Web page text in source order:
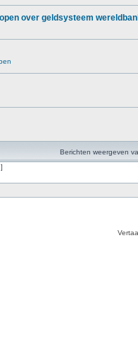
over geldsysteem
Berichten weergeven